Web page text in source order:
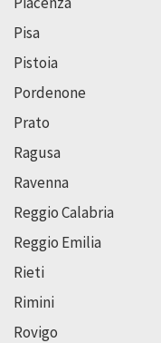
Pisa
Pistoia
Pordenone
Prato
Ragusa
Ravenna
Reggio Calabria
Reggio Emilia
Rieti
Rimini
Rovigo